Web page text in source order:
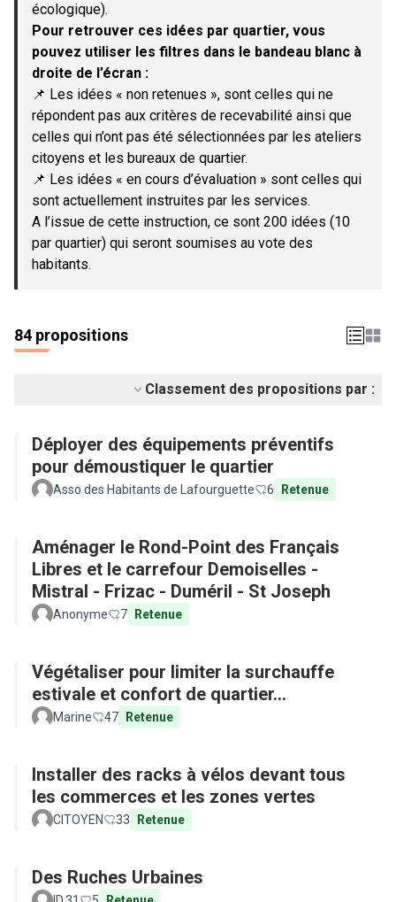
écologique).
Pour retrouver ces idées par quartier, vous
pouvez utiliser les filtres dans le bandeau blanc à
droite de l’écran :
📌 Les idées « non retenues », sont celles qui ne
répondent pas aux critères de recevabilité ainsi que
celles qui n’ont pas été sélectionnées par les ateliers
citoyens et les bureaux de quartier.
📌 Les idées « en cours d’évaluation » sont celles qui
sont actuellement instruites par les services.
A l’issue de cette instruction, ce sont 200 idées (10
par quartier) qui seront soumises au vote des
habitants.
84 propositions
Classement des propositions par :
Déployer des équipements préventifs
pour démoustiquer le quartier
Asso des Habitants de Lafourguette 6 Retenue
Aménager le Rond-Point des Français
Libres et le carrefour Demoiselles -
Mistral - Frizac - Duméril - St Joseph
Anonyme 7 Retenue
Végétaliser pour limiter la surchauffe
estivale et confort de quartier...
Marine 47 Retenue
Installer des racks à vélos devant tous
les commerces et les zones vertes
CITOYEN 33 Retenue
Des Ruches Urbaines